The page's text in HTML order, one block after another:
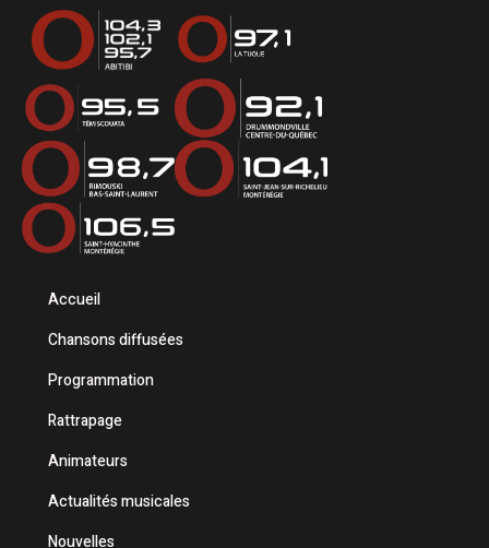
Accueil
Chansons diffusées
Programmation
Rattrapage
Animateurs
Actualités musicales
Nouvelles